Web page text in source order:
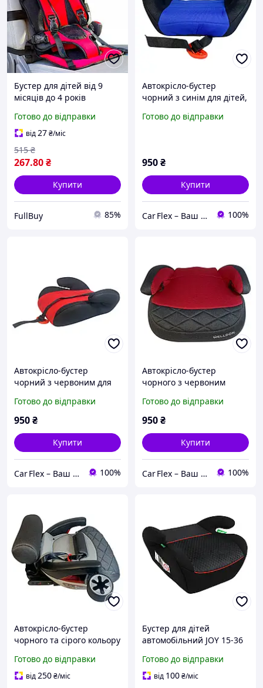
Бустер для дітей від 9
місяців до 4 років
Multi Function Car
Cushion для безпеки в
автомобілі
Готово до відправки
від27₴/міс
267.80₴
515 ₴
Купити
FullBuy 85%
Автокрісло-бустер
чорний з синім для дітей,
для подорожей
Готово до відправки
950₴
Купити
Car Flex – Ваш надійний автопартнер 100%
Автокрісло-бустер
чорний з червоним для
безпечне та комфортне
рішення для подорожей.
Готово до відправки
950₴
Купити
Car Flex – Ваш надійний автопартнер 100%
Автокрісло-бустер
чорного з червоним
безпечне та комфортне
рішення для подорожей.
Готово до відправки
950₴
Купити
Car Flex – Ваш надійний автопартнер 100%
Автокрісло-бустер
чорного та сірого кольору
дітей до 12 років.
Готово до відправки
від250₴/міс
Бустер для дітей
автомобільний JOY 15-36
Чорний
Готово до відправки
від 100₴/міс